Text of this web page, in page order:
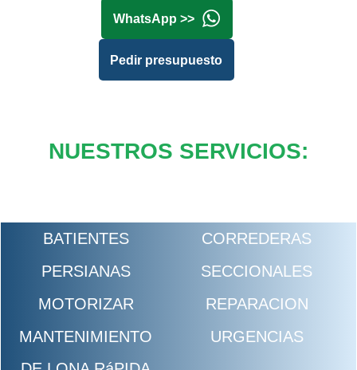
WhatsApp >>
Pedir presupuesto
NUESTROS SERVICIOS:
BATIENTES
CORREDERAS
PERSIANAS
SECCIONALES
MOTORIZAR
REPARACION
MANTENIMIENTO
URGENCIAS